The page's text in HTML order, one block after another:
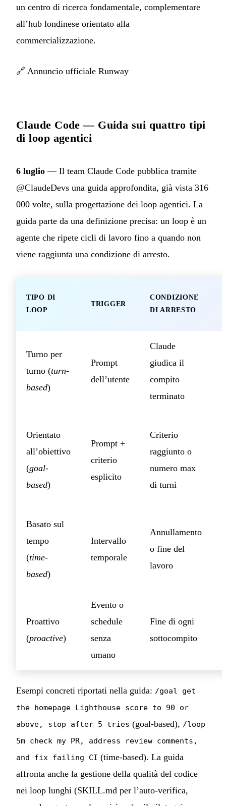
un centro di ricerca fondamentale, complementare
all’hub londinese orientato alla
commercializzazione.
🔗 Annuncio ufficiale Runway
Claude Code — Guida sui quattro tipi
di loop agentici
6 luglio — Il team Claude Code pubblica tramite
@ClaudeDevs una guida approfondita, già vista 316
000 volte, sulla progettazione dei loop agentici. La
guida parte da una definizione precisa: un loop è un
agente che ripete cicli di lavoro fino a quando non
viene raggiunta una condizione di arresto.
TIPO DI
LOOP
TRIGGER
CONDIZIONE
DI ARRESTO
Turno per
turno (turn-
based)
Prompt
dell’utente
Claude
giudica il
compito
terminato
Orientato
all’obiettivo
(goal-
based)
Prompt +
criterio
esplicito
Criterio
raggiunto o
numero max
di turni
Basato sul
tempo
(time-
based)
Intervallo
temporale
Annullamento
o fine del
lavoro
Proattivo
(proactive)
Evento o
schedule
senza
umano
Fine di ogni
sottocompito
Esempi concreti riportati nella guida: /goal get
the homepage Lighthouse score to 90 or
above, stop after 5 tries (goal-based), /loop
5m check my PR, address review comments,
and fix failing CI (time-based). La guida
affronta anche la gestione della qualità del codice
nei loop lunghi (SKILL.md per l’auto-verifica,